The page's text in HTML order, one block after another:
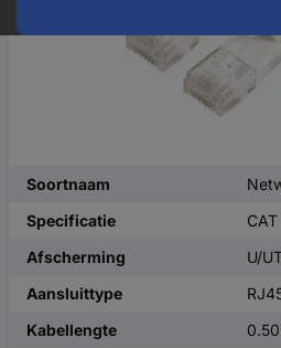
Soortnaam
Specificatie
Afscherming
U/
Aansluittype
Kabellengte